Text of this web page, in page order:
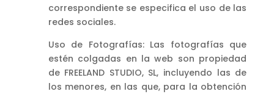
correspondiente se especifica el uso de las
redes sociales.
Uso de Fotografías: Las fotografías que
estén colgadas en la web son propiedad
de FREELAND STUDIO, SL, incluyendo las de
los menores, en las que, para la obtención